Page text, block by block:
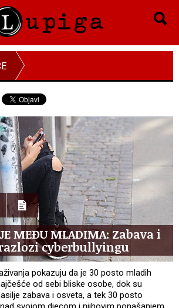
MEĐU MLADIMA: Zabava i
cyberbullyingu
pokazuju da je 30 posto mladih
od sebi bliske osobe, dok su
zabava i osveta, a tek 30 posto